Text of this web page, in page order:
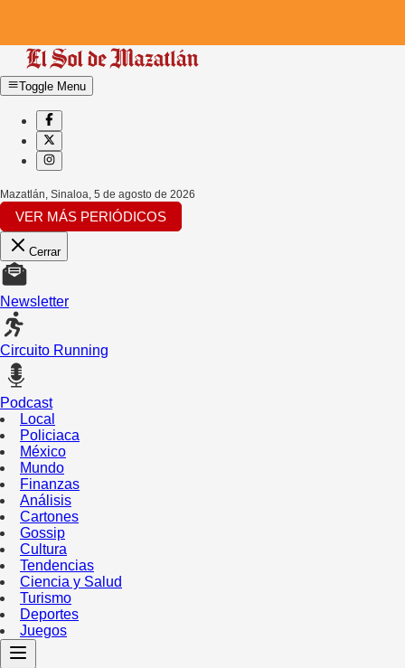
Toggle Menu
Mazatlán, Sinaloa, 5 de agosto de 2026
VER MÁS PERIÓDICOS
Cerrar
Newsletter
Circuito Running
Podcast
Local
Policiaca
México
Mundo
Finanzas
Análisis
Cartones
Gossip
Cultura
Tendencias
Ciencia y Salud
Turismo
Deportes
Juegos